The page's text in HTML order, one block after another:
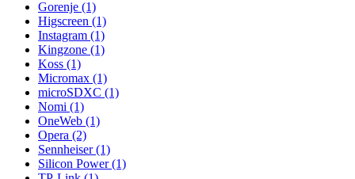
Gorenje (1)
Higscreen (1)
Instagram (1)
Kingzone (1)
Koss (1)
Micromax (1)
microSDXC (1)
Nomi (1)
OneWeb (1)
Opera (2)
Sennheiser (1)
Silicon Power (1)